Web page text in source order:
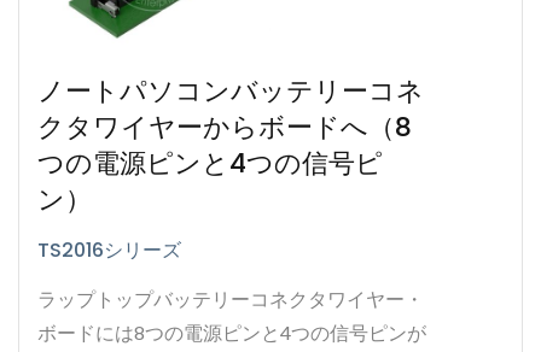
ノートパソコンバッテリーコネ
クタワイヤーからボードへ（8
つの電源ピンと4つの信号ピ
ン）
TS2016シリーズ
ラップトップバッテリーコネクタワイヤー・
ボードには8つの電源ピンと4つの信号ピンが